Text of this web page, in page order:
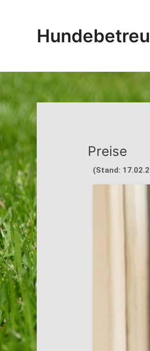
Preise
(Stand: